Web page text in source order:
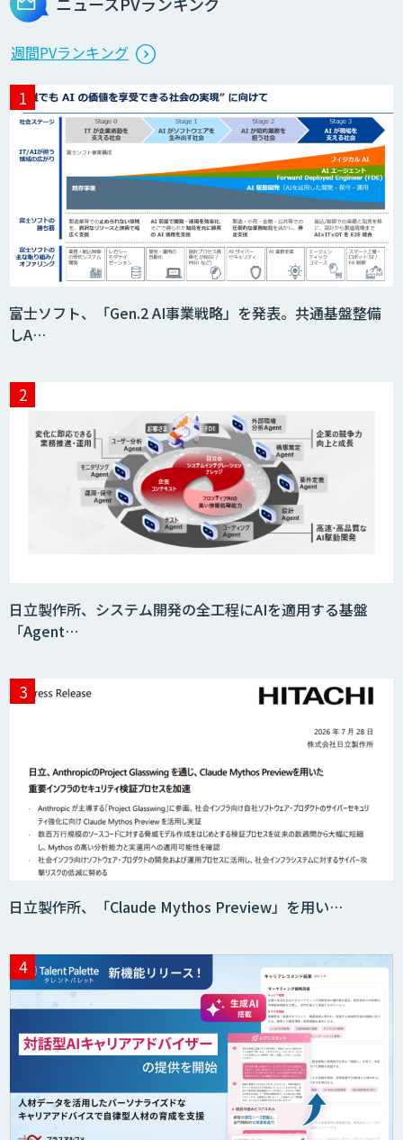
週間PVランキング
富士ソフト、「Gen.2 AI事業戦略」を発表。共通基盤整備
しA…
日立製作所、システム開発の全工程にAIを適用する基盤
「Agent…
日立製作所、「Claude Mythos Preview」を用い…